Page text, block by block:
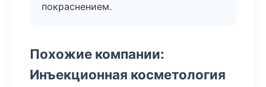
покраснением.
Похожие компании:
Инъекционная косметология